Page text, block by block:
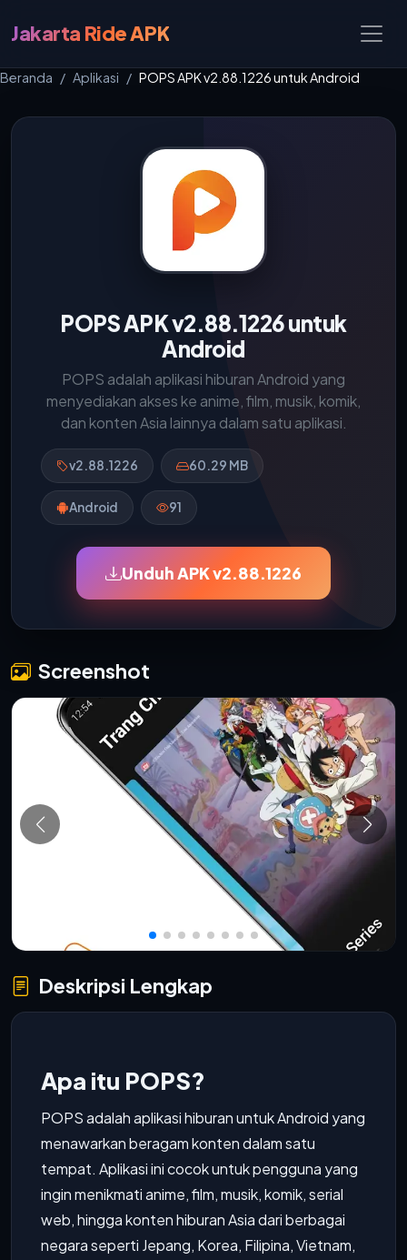
Jakarta Ride APK
Beranda Aplikasi POPS APK v2.88.1226 untuk Android
POPS APK v2.88.1226 untuk
Android
POPS adalah aplikasi hiburan Android yang
menyediakan akses ke anime, film, musik, komik,
dan konten Asia lainnya dalam satu aplikasi.
v2.88.1226 60.29 MB
Android 91
Unduh APK v2.88.1226
Screenshot
Deskripsi Lengkap
Apa itu POPS?
POPS adalah aplikasi hiburan untuk Android yang
menawarkan beragam konten dalam satu
tempat. Aplikasi ini cocok untuk pengguna yang
ingin menikmati anime, film, musik, komik, serial
web, hingga konten hiburan Asia dari berbagai
negara seperti Jepang, Korea, Filipina, Vietnam,